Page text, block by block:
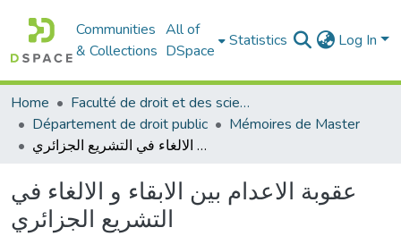
Communities
& Collections
All of
DSpace
Statistics Log In
Home
Faculté de droit et des sciences politiques
Département de droit public
Mémoires de Master
عقوبة الاعدام بين الابقاء و الالغاء في التشريع الجزائري
عقوبة الاعدام بين الابقاء و الالغاء في
التشريع الجزائري